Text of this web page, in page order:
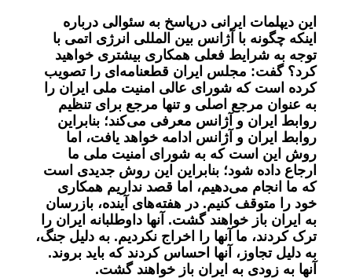
این دیپلمات ایرانی درپاسخ به سئوالی درباره
اینکه چگونه با آژانس بین المللی انرژی اتمی با
توجه به شرایط فعلی همکاری بیشتری خواهید
کرد؟ گفت: مجلس ایران قطعنامه‌ای را تصویب
کرده است که شورای عالی امنیت ملی ایران را
به عنوان مرجع اصلی و تنها مرجع برای تنظیم
روابط ایران و آژانس معرفی می‌کند؛ بنابراین
روابط ایران و آژانس ادامه خواهد یافت، اما
روش این است که به شورای امنیت ملی ما
ارجاع داده شود؛ بنابراین این روش جدیدی است
که ما انجام می‌دهیم، اما قصد نداریم همکاری
خود را متوقف کنیم. در هفته‌های آینده، بازرسان
به ایران باز خواهند گشت. آنها داوطلبانه ایران را
ترک کردند، ما آنها را اخراج نکردیم. به دلیل جنگ،
به دلیل تجاوز، آنها احساس کردند که باید بروند.
آنها به زودی به ایران باز خواهند گشت.